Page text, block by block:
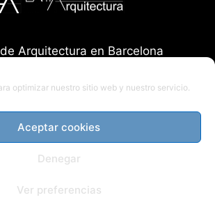
optimizar nuestro sitio web y nuestro servicio.
Aceptar cookies
Denegar
Ver preferencias
Arquitectura en Barcelona